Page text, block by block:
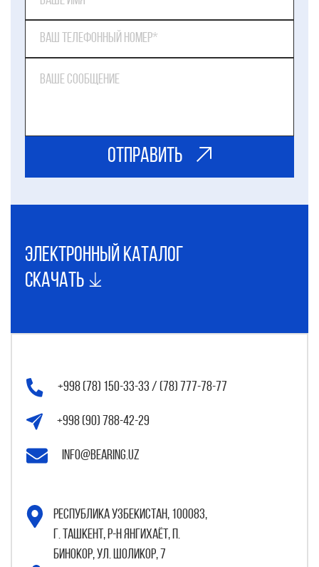
ОТправить
электронный каталог
Скачать
+998 (78) 150-33-33 / (78) 777-78-77
+998 (90) 788-42-29
info@bearing.uz
Республика Узбекистан, 100083,
г. Ташкент, р-н Янгихаёт, п.
Бинокор, ул. Шоликор, 7